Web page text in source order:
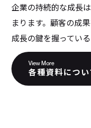
企業の持続的な成長
まります。顧客の成
成長の鍵を握っている
View More
各種資料につい